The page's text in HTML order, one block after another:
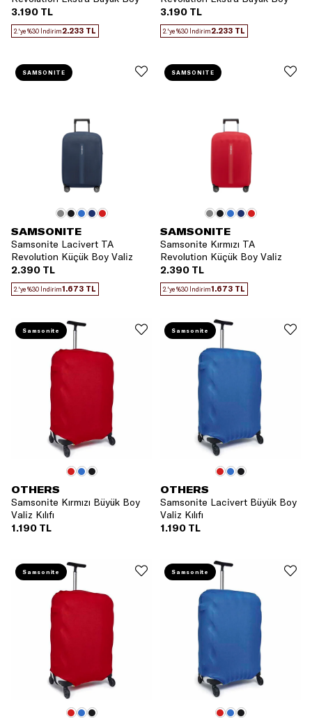
Valiz Kılıfı
3.190 TL
2.'ye %30 İndirim2.233 TL
Valiz Kılıfı
3.190 TL
2.'ye %30 İndirim2.233 TL
SAMSONITE
Samsonite Lacivert TA
Revolution Küçük Boy Valiz
Kılıfı
2.390 TL
2.'ye %30 İndirim1.673 TL
SAMSONITE
SAMSONITE
Samsonite Kırmızı TA
Revolution Küçük Boy Valiz
Kılıfı
2.390 TL
2.'ye %30 İndirim1.673 TL
SAMSONITE
OTHERS
Samsonite Kırmızı Büyük Boy
Valiz Kılıfı
1.190 TL
Samsonite
OTHERS
Samsonite Lacivert Büyük Boy
Valiz Kılıfı
1.190 TL
Samsonite
Samsonite Samsonite